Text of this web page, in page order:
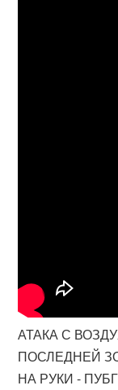
АТАКА С
ПОСЛЕДНЕЙ
НА РУКИ -